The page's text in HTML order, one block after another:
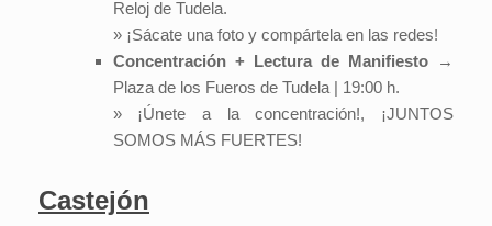
Reloj de Tudela.
» ¡Sácate una foto y compártela en las redes!
Concentración + Lectura de Manifiesto→
Plaza de los Fueros de Tudela | 19:00 h.
» ¡Únete a la concentración!, ¡JUNTOS
SOMOS MÁS FUERTES!
Castejón